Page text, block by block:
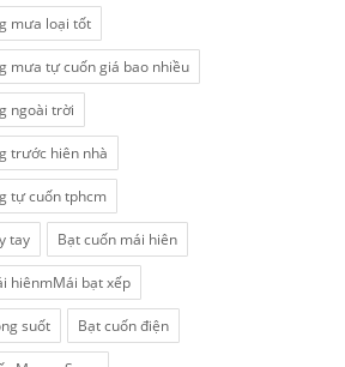
mưa loại tốt
mưa tự cuốn giá bao nhiều
ngoài trời
trước hiên nhà
tự cuốn tphcm
tay Bạt cuốn mái hiên
hiênmMái bạt xếp
suốt Bạt cuốn điện